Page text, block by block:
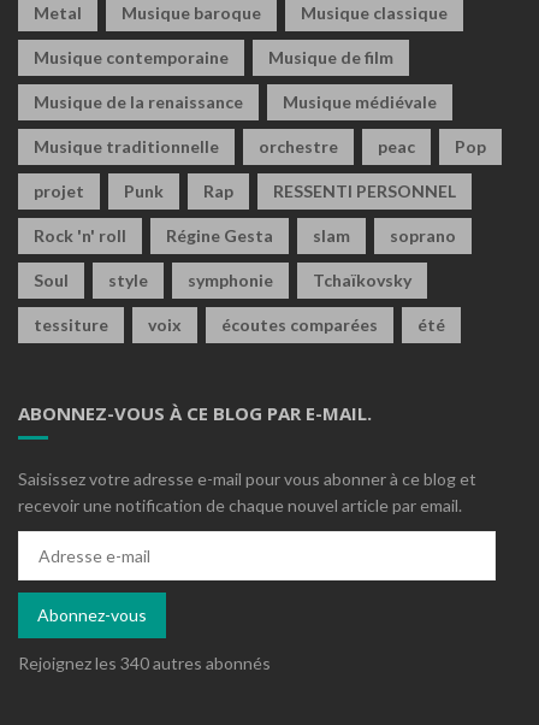
Metal Musique baroque Musique classique
Musique contemporaine Musique de film
Musique de la renaissance Musique médiévale
Musique traditionnelle orchestre peac Pop
projet Punk Rap RESSENTI PERSONNEL
Rock 'n' roll Régine Gesta slam soprano
Soul style symphonie Tchaïkovsky
tessiture voix écoutes comparées été
ABONNEZ-VOUS À CE BLOG PAR E-MAIL.
Saisissez votre adresse e-mail pour vous abonner à ce blog et
recevoir une notification de chaque nouvel article par email.
mail
Abonnez-vous
Rejoignez les 340 autres abonnés